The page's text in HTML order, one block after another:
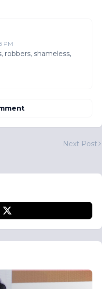
PM
robbers, shameless,
Next Post